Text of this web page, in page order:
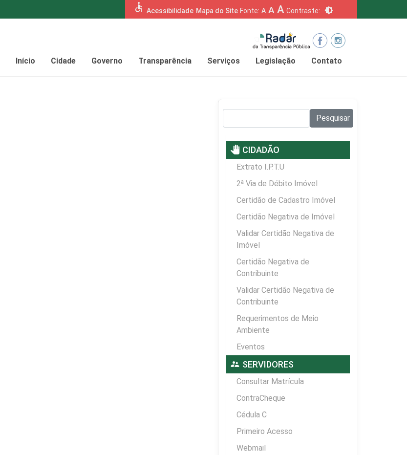
accessible Acessibilidade Mapa do Site Fonte: A A A Contraste: brightness_6
Início Cidade Governo Transparência Serviços Legislação Contato
Pesquisar
pan_tool CIDADÃO
Extrato I.P.T.U
2ª Via de Débito Imóvel
Certidão de Cadastro Imóvel
Certidão Negativa de Imóvel
Validar Certidão Negativa de
Imóvel
Certidão Negativa de
Contribuinte
Validar Certidão Negativa de
Contribuinte
Requerimentos de Meio
Ambiente
Eventos
supervisor_account SERVIDORES
Consultar Matrícula
ContraCheque
Cédula C
Primeiro Acesso
Webmail